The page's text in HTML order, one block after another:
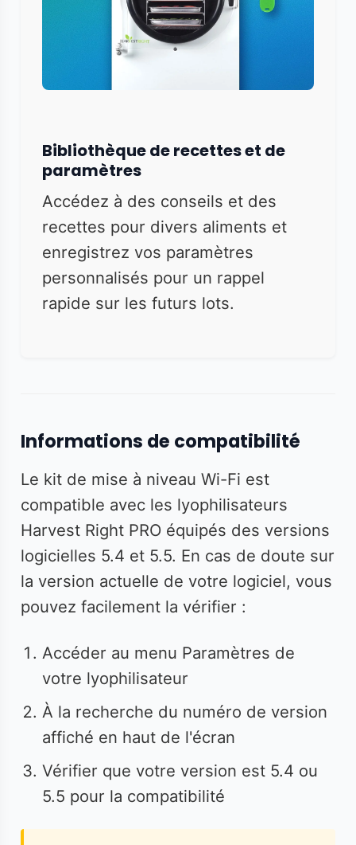
Bibliothèque de recettes et de
paramètres
Accédez à des conseils et des
recettes pour divers aliments et
enregistrez vos paramètres
personnalisés pour un rappel
rapide sur les futurs lots.
Informations de compatibilité
Le kit de mise à niveau Wi-Fi est
compatible avec les lyophilisateurs
Harvest Right PRO équipés des versions
logicielles 5.4 et 5.5. En cas de doute sur
la version actuelle de votre logiciel, vous
pouvez facilement la vérifier :
Accéder au menu Paramètres de
votre lyophilisateur
À la recherche du numéro de version
affiché en haut de l'écran
Vérifier que votre version est 5.4 ou
5.5 pour la compatibilité